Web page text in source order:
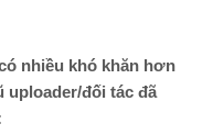
nhiều khó khăn hơn
uploader/đối tác đã